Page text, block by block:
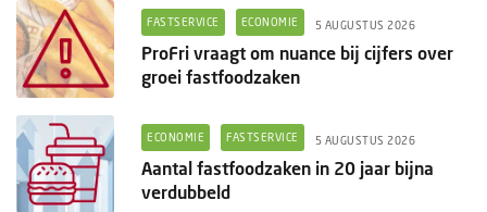
FASTSERVICE ECONOMIE 5 AUGUSTUS 2026
ProFri vraagt om nuance bij cijfers over
groei fastfoodzaken
ECONOMIE FASTSERVICE 5 AUGUSTUS 2026
Aantal fastfoodzaken in 20 jaar bijna
verdubbeld